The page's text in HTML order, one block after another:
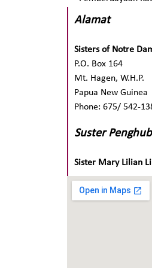
Alamat
Sisters of Notre
P.O. Box 164
Mt. Hagen, W.H.P.
Papua New Guinea
Phone: 675/ 542-
Suster
Sister Mary Lilian